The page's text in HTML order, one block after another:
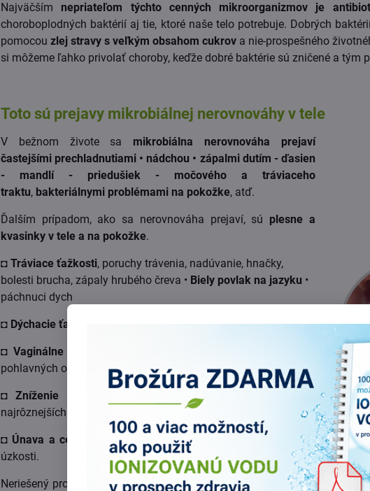
Najväčším nepriateľom týchto cenných mikroorganizmov je
choroboplodných baktérií aj tie, ktoré naše telo potrebuje. Dobrých
pomocou zlej stravy s veľkým obsahom cukrova nie-prospešného
si môžeme ľahko privolať choroby, keďže dobré baktérie sú zničené a tým
Toto sú prejavy mikrobiálnej nerovnováhy v tele
V bežnom živote sa mikrobiálna nerovnováha prejaví
častejšími prechladnutiami • nádchou • zápalmi dutím - ďasien
- mandlí - priedušiek - močového a tráviaceho
traktu, bakteriálnymi problémami na pokožke, atď.
Ďalším prípadom, ako sa nerovnováha prejaví, sú plesne a
kvasinky v tele a na pokožke.
◘ Tráviace ťažkosti, poruchy trávenia, nadúvanie, hnačky,
bolesti brucha, zápaly hrubého čreva • Biely povlak na jazyku •
páchnuci dych
◘ Dýchacie ťažkosti • opakovaná nádcha a kašeľ
◘ Vaginálne problémy
pohlavných orgánov
◘Zníženie obranyschopnosti
organizmu • vznik a rozvoj
najrôznejších alergií • bolesti kĺbov
◘ Únava a celková nepohoda
• rozvoj chronického únavového
úzkosti.
Neriešený problém s vnútornými plesňami môže prerásť doproblému s